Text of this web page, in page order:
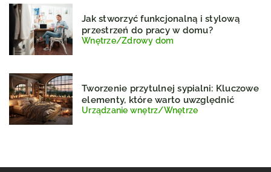
Jak stworzyć funkcjonalną i stylową
przestrzeń do pracy w domu?
Wnętrze/Zdrowy dom
Tworzenie przytulnej sypialni: Kluczowe
elementy, które warto uwzględnić
Urządzanie wnętrz/Wnętrze